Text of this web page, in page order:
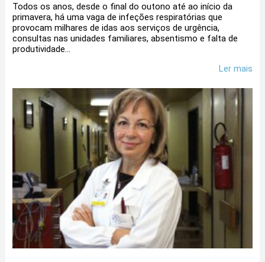
Todos os anos, desde o final do outono até ao início da
primavera, há uma vaga de infeções respiratórias que
provocam milhares de idas aos serviços de urgência,
consultas nas unidades familiares, absentismo e falta de
produtividade...
Ler mais